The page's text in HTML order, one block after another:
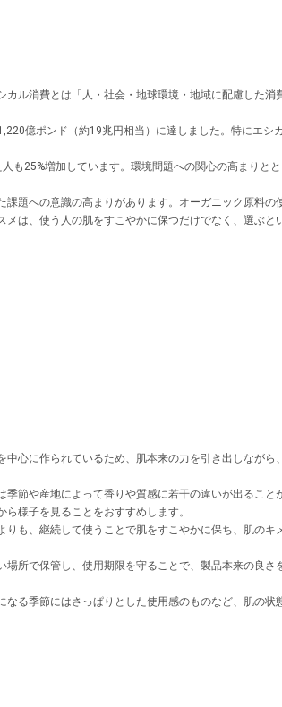
ル消費とは「人・社会・地球環境・地域に配慮した消
億ポンド（約19兆円相当）に達しました。特にエシカ
も25%増加しています。環境問題への関心の高まりとと
題への意識の高まりがあります。オーガニック原料の
は、使う人の肌をすこやかに保つだけでなく、選ぶと
心に作られているため、肌本来の力を引き出しながら、
節や産地によって香りや質感に若干の違いが出ること
様子を見ることをおすすめします。
も、継続して使うことで肌をすこやかに保ち、肌のキ
所で保管し、使用期限を守ることで、製品本来の良さ
る季節にはさっぱりとした使用感のものなど、肌の状